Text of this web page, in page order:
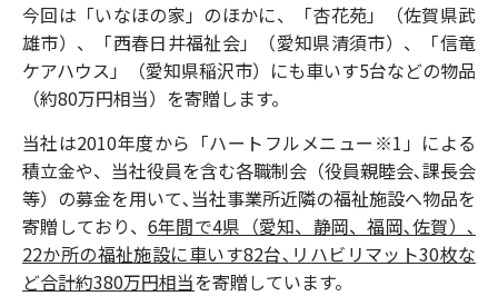
今回は「いなほの家」のほかに、「杏花苑」（佐賀県武
雄市）、「西春日井福祉会」（愛知県清須市）、「信竜
ケアハウス」（愛知県稲沢市）にも車いす5台などの物品
（約80万円相当）を寄贈します。
当社は2010年度から「ハートフルメニュー※1」による
積立金や、当社役員を含む各職制会（役員親睦会､課長会
等）の募金を用いて､当社事業所近隣の福祉施設へ物品を
寄贈しており、 6年間で4県（愛知、静岡、福岡､佐賀）､
22か所の福祉施設に車いす82台､リハビリマット30枚な
ど合計約380万円相当を寄贈しています。